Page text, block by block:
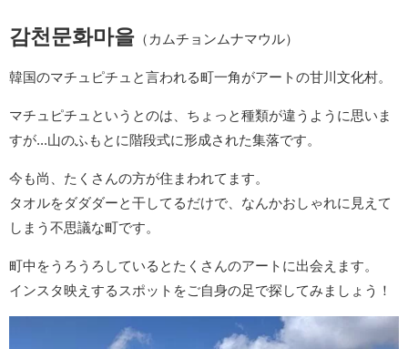
감천문화마을 （カムチョンムナマウル）
韓国のマチュピチュと言われる町一角がアートの甘川文化村。
マチュピチュというとのは、ちょっと種類が違うように思いま
すが...山のふもとに階段式に形成された集落です。
今も尚、たくさんの方が住まわれてます。
タオルをダダダーと干してるだけで、なんかおしゃれに見えて
しまう不思議な町です。
町中をうろうろしているとたくさんのアートに出会えます。
インスタ映えするスポットをご自身の足で探してみましょう！